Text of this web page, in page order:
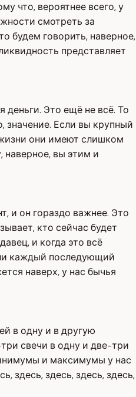
что, вероятнее всего, у
смотреть за
будем говорить, наверное,
представляет
деньги. Это ещё не всё. То
значение. Если вы крупный
они имеют слишком
наверное, вы этим и
и он гораздо важнее. Это
кто сейчас будет
и когда это всё
каждый последующий
наверх, у нас бычья
в одну и в другую
свечи в одну и две-три
и максимумы у нас
здесь, здесь, здесь, здесь,